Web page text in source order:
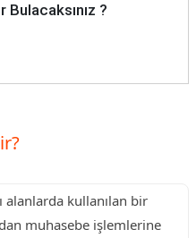
Bulacaksınız ?
alanlarda kullanılan bir
muhasebe işlemlerine